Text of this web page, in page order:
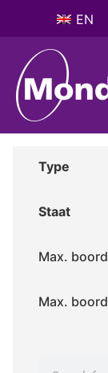
EN
Type
Staat
Max.
Max.